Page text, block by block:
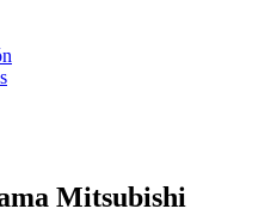
Mitsubishi